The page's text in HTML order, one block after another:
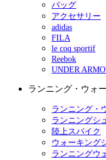
バッグ
アクセサリー
adidas
FILA
le coq sportif
Reebok
UNDER
ランニング・ウォ
ランニング・
ランニングシ
陸上スパイク
ウォーキング
ランニングウ